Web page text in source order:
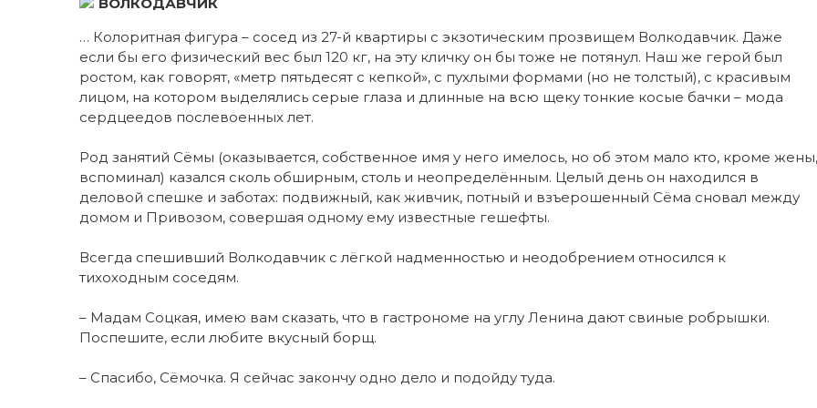
… Колоритная фигура – сосед из 27-й квартиры с экзотическим прозвищем Волкодавчик. Даже
если бы его физический вес был 120 кг, на эту кличку он бы тоже не потянул. Наш же герой был
ростом, как говорят, «метр пятьдесят с кепкой», с пухлыми формами (но не толстый), с красивым
лицом, на котором выделялись серые глаза и длинные на всю щеку тонкие косые бачки – мода
сердцеедов послевоенных лет.
Род занятий Сёмы (оказывается, собственное имя у него имелось, но об этом мало кто, кроме жены,
вспоминал) казался сколь обширным, столь и неопределённым. Целый день он находился в
деловой спешке и заботах: подвижный, как живчик, потный и взъерошенный Сёма сновал между
домом и Привозом, совершая одному ему известные гешефты.
Всегда спешивший Волкодавчик с лёгкой надменнoстью и неодобрением относился к
тихоходным соседям.
– Мадам Соцкая, имею вам сказать, что в гастрономе на углу Ленина дают свиные робрышки.
Поспешите, если любите вкусный борщ.
– Спасибо, Сёмочка. Я сейчас закончу одно дело и подойду туда.